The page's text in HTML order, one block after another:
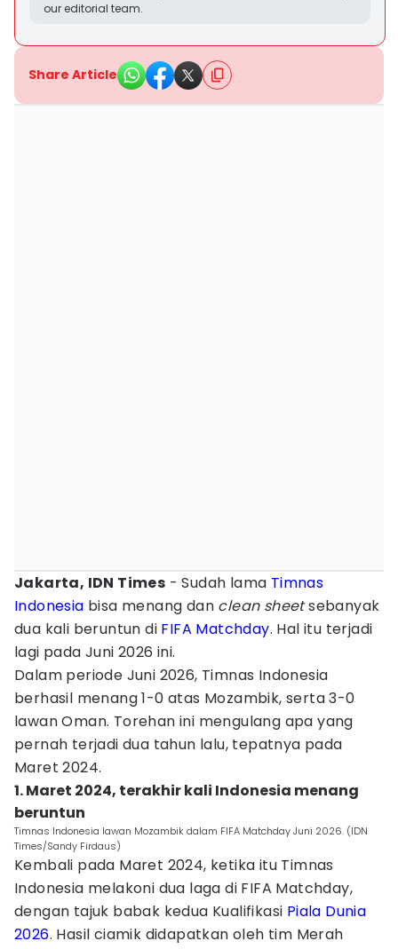
our editorial team.
Share Article
Jakarta, IDN Times - Sudah lama Timnas
Indonesia bisa menang dan clean sheetsebanyak
dua kali beruntun di FIFA Matchday. Hal itu terjadi
lagi pada Juni 2026 ini.
Dalam periode Juni 2026, Timnas Indonesia
berhasil menang 1-0 atas Mozambik, serta 3-0
lawan Oman. Torehan ini mengulang apa yang
pernah terjadi dua tahun lalu, tepatnya pada
Maret 2024.
1. Maret 2024, terakhir kali Indonesia menang
beruntun
Timnas Indonesia lawan Mozambik dalam FIFA Matchday Juni 2026. (IDN
Times/Sandy Firdaus)
Kembali pada Maret 2024, ketika itu Timnas
Indonesia melakoni dua laga di FIFA Matchday,
dengan tajuk babak kedua Kualifikasi Piala Dunia
2026. Hasil ciamik didapatkan oleh tim Merah